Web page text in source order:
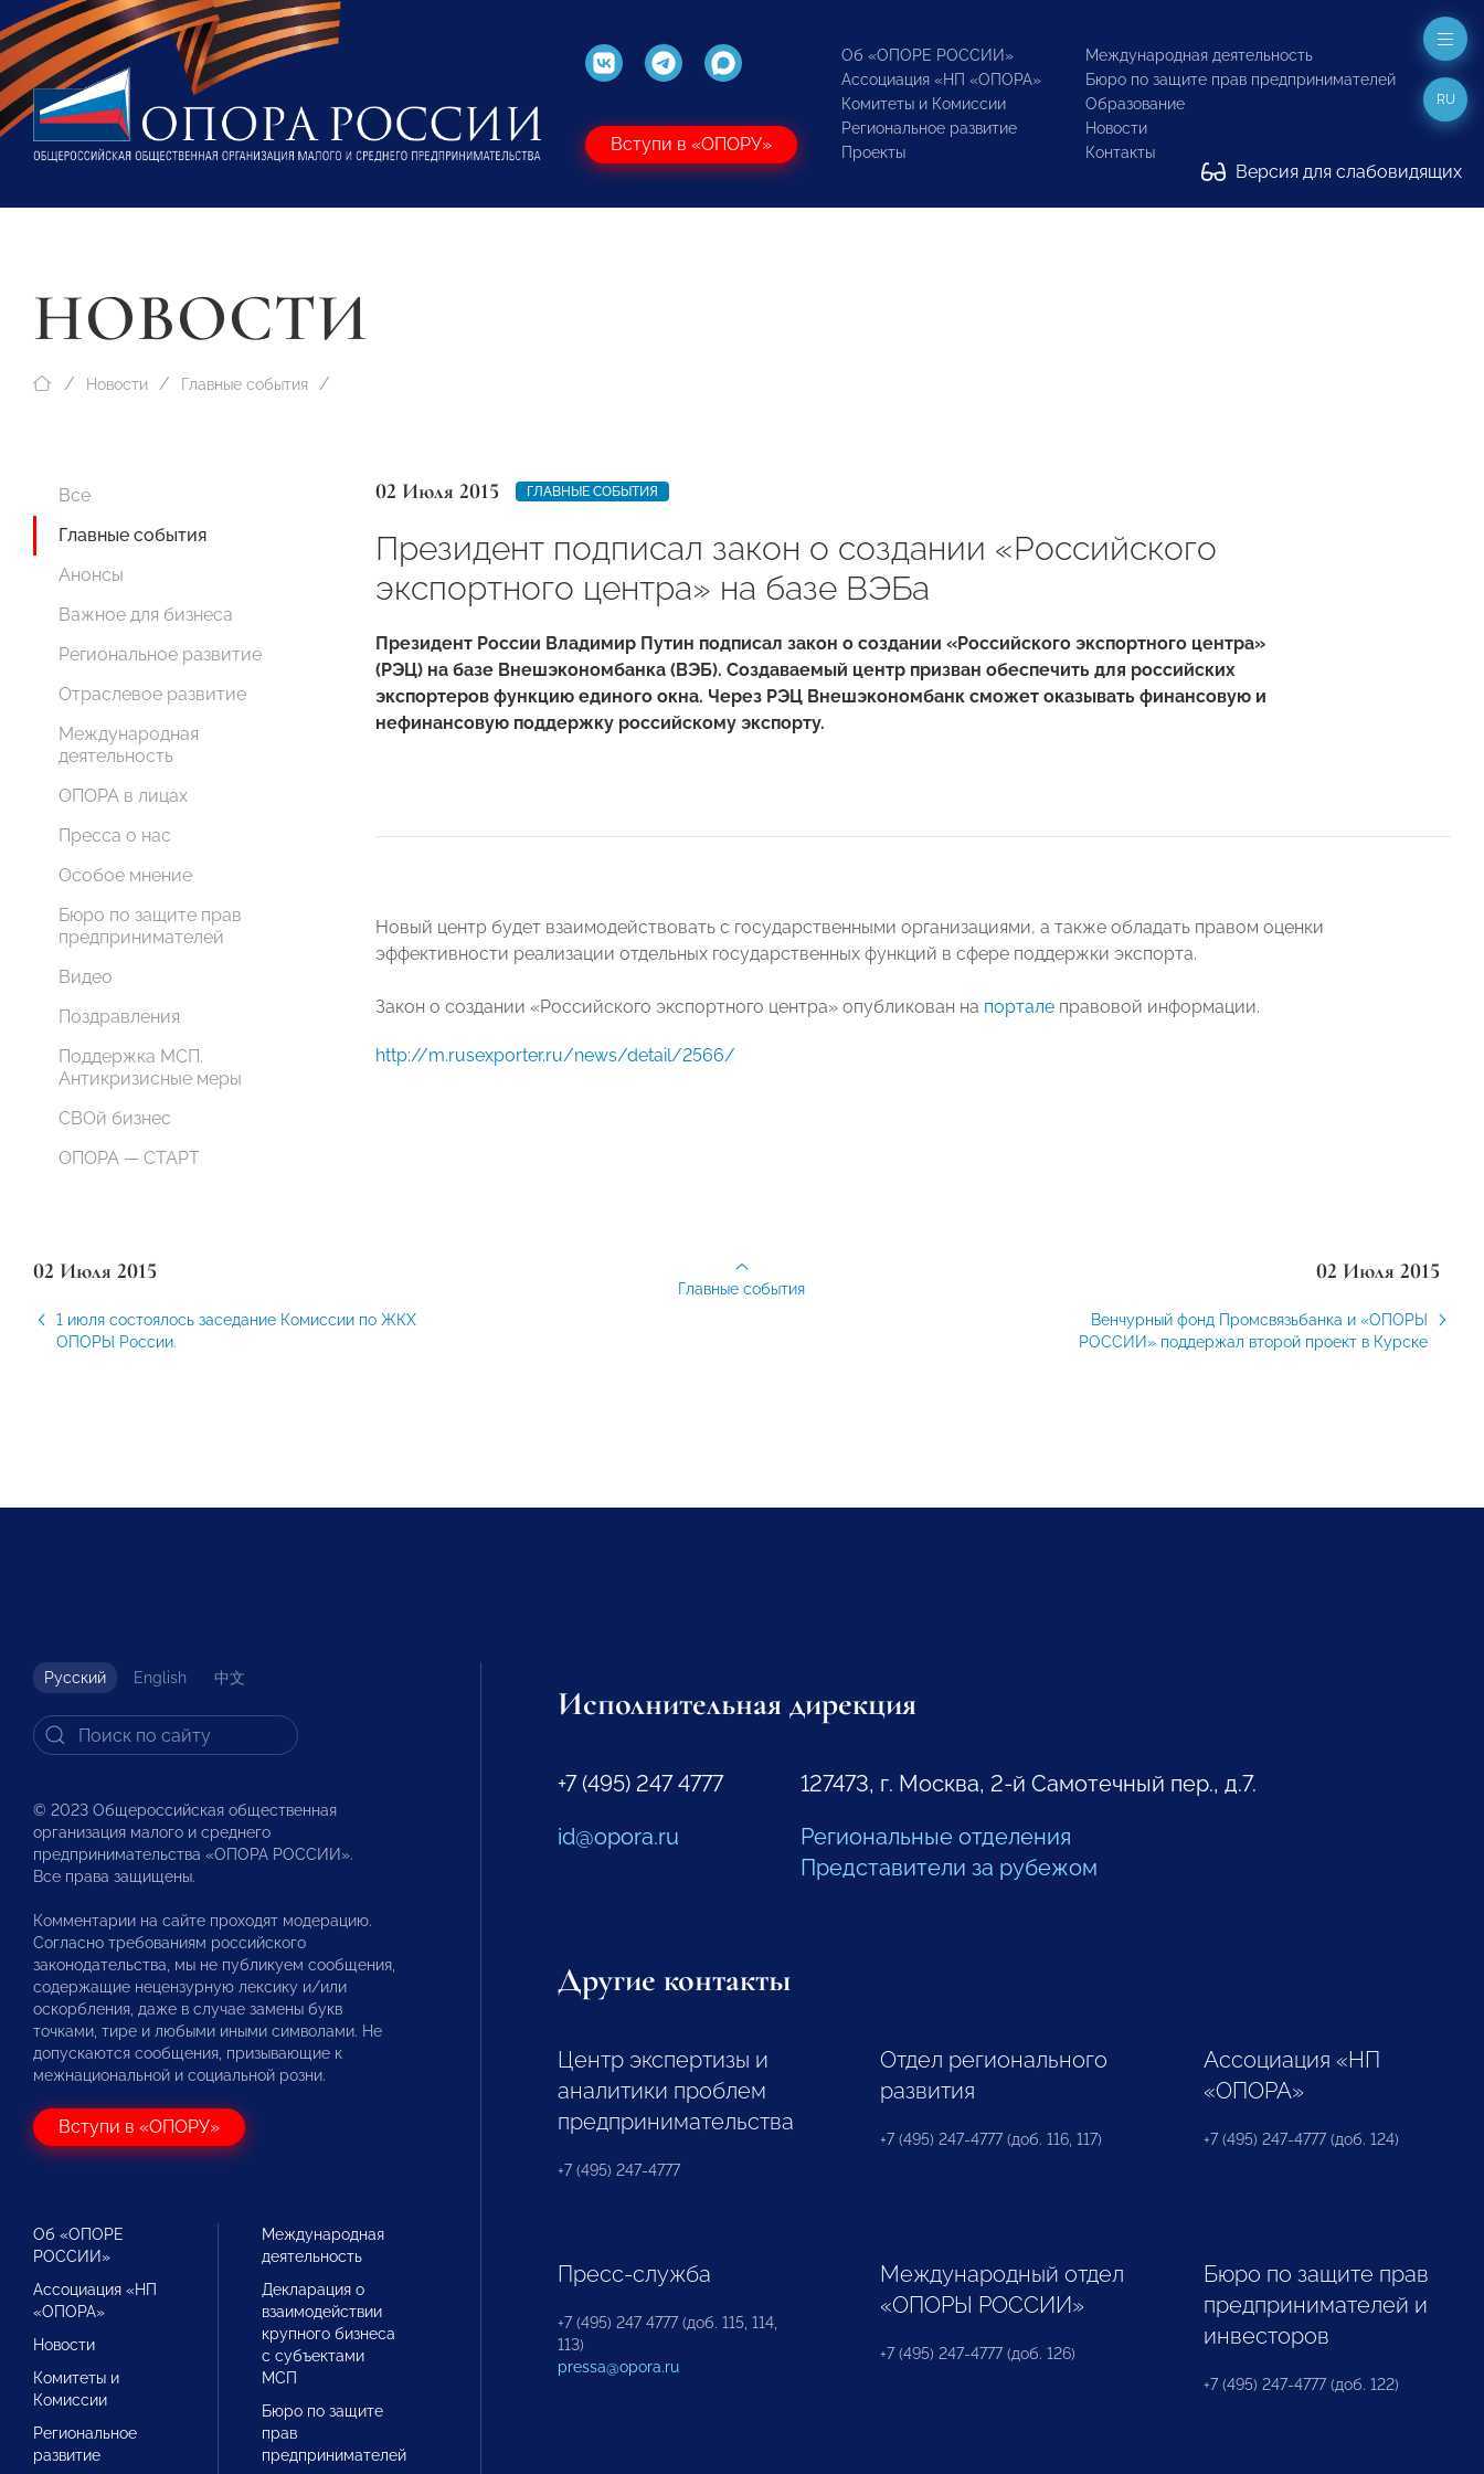
Вступи в «ОПОРУ»
Об «ОПОРЕ РОССИИ»
Ассоциация «НП «ОПОРА»
Комитеты и Комиссии
Региональное развитие
Проекты
Международная деятельность
Бюро по защите прав предпринимателей
Образование
Новости
Контакты
Версия для слабовидящих
RU
НОВОСТИ
Новости Главные события
Все
Главные события
Анонсы
Важное для бизнеса
Региональное развитие
Отраслевое развитие
Международная
деятельность
ОПОРА в лицах
Пресса о нас
Особое мнение
Бюро по защите прав
предпринимателей
Видео
Поздравления
Поддержка МСП.
Антикризисные меры
СВОй бизнес
ОПОРА — СТАРТ
02 Июля 2015 ГЛАВНЫЕ СОБЫТИЯ
Президент подписал закон о создании «Российского
экспортного центра» на базе ВЭБа
Президент России Владимир Путин подписал закон о создании «Российского экспортного центра»
(РЭЦ) на базе Внешэкономбанка (ВЭБ). Создаваемый центр призван обеспечить для российских
экспортеров функцию единого окна. Через РЭЦ Внешэкономбанк сможет оказывать финансовую и
нефинансовую поддержку российскому экспорту.
Новый центр будет взаимодействовать с государственными организациями, а также обладать правом оценки
эффективности реализации отдельных государственных функций в сфере поддержки экспорта.
Закон о создании «Российского экспортного центра» опубликован на портале правовой информации.
http://m.rusexporter.ru/news/detail/2566/
02 Июля 2015
1 июля состоялось заседание Комиссии по ЖКХ
ОПОРЫ России.
02 Июля 2015
Венчурный фонд Промсвязьбанка и «ОПОРЫ
РОСCИИ» поддержал второй проект в Курске
Главные события
Русский English 中文
© 2023 Общероссийская общественная
организация малого и среднего
предпринимательства «ОПОРА РОССИИ».
Все права защищены.
Комментарии на сайте проходят модерацию.
Согласно требованиям российского
законодательства, мы не публикуем сообщения,
содержащие нецензурную лексику и/или
оскорбления, даже в случае замены букв
точками, тире и любыми иными символами. Не
допускаются сообщения, призывающие к
межнациональной и социальной розни.
Вступи в «ОПОРУ»
Об «ОПОРЕ
РОССИИ»
Ассоциация «НП
«ОПОРА»
Новости
Комитеты и
Комиссии
Региональное
развитие
Международная
деятельность
Декларация о
взаимодействии
крупного бизнеса
с субъектами
МСП
Бюро по защите
прав
предпринимателей
Исполнительная дирекция
+7 (495) 247 4777
id@opora.ru
127473, г. Москва, 2-й Самотечный пер., д.7.
Региональные отделения
Представители за рубежом
Другие контакты
Центр экспертизы и
аналитики проблем
предпринимательства
+7 (495) 247-4777
Отдел регионального
развития
+7 (495) 247-4777 (доб. 116, 117)
Ассоциация «НП
«ОПОРА»
+7 (495) 247-4777 (доб. 124)
Пресс-служба
+7 (495) 247 4777 (доб. 115, 114,
113)
pressa@opora.ru
Международный отдел
«ОПОРЫ РОССИИ»
+7 (495) 247-4777 (доб. 126)
Бюро по защите прав
предпринимателей и
инвесторов
+7 (495) 247-4777 (доб. 122)